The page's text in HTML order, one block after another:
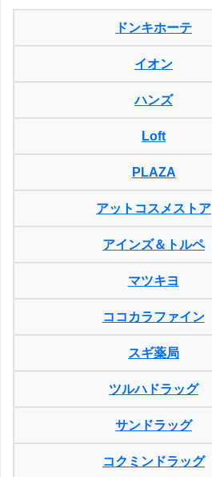
ドンキホーテ
イオン
ハンズ
Loft
PLAZA
アットコスメストア
アインズ＆トルペ
マツキヨ
ココカラファイン
スギ薬局
ツルハドラッグ
サンドラッグ
コクミンドラッグ